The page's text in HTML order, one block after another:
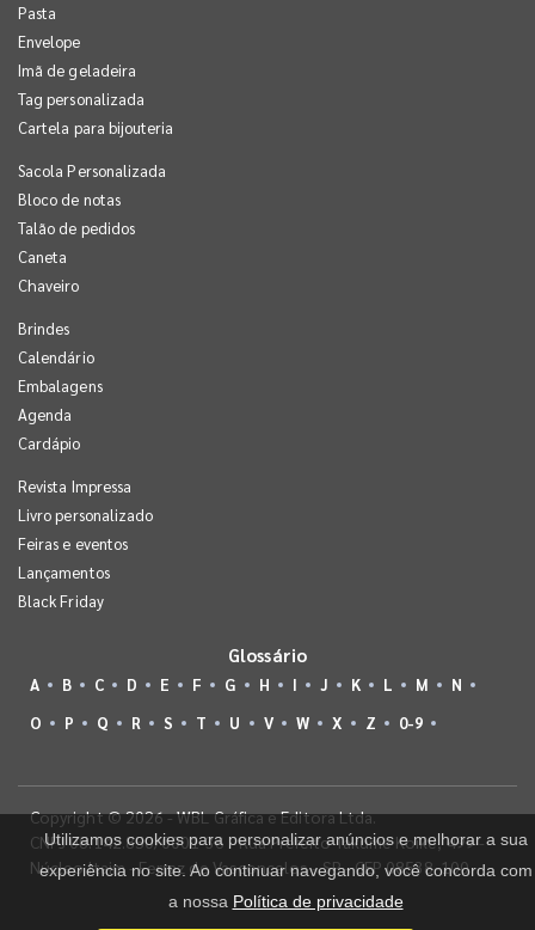
Pasta
Envelope
Imã de geladeira
Tag personalizada
Cartela para bijouteria
Sacola Personalizada
Bloco de notas
Talão de pedidos
Caneta
Chaveiro
Brindes
Calendário
Embalagens
Agenda
Cardápio
Revista Impressa
Livro personalizado
Feiras e eventos
Lançamentos
Black Friday
Glossário
A B C D E F G H I J K L M
N
O
P Q R S T U V W X Z 0-9
Copyright © 2026 - WBL Gráfica e Editora Ltda.
CNPJ 08.142.850/0001-36 - Rua Prefeito Takume Koike, 499 -
Núcleo Itaim - Ferraz de Vasconcelos - SP - CEP 08538-100
Utilizamos cookies para personalizar anúncios e melhorar a sua
experiência no site. Ao continuar navegando, você concorda com
a nossa Política de privacidade